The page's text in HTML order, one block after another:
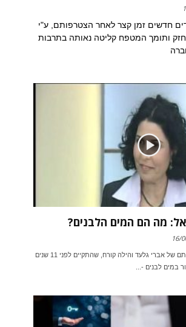
חדשים זמן קצר לאחר הצטרפותם, ע"י
ותומך המטפח קליטה נאותה בתרבות
מה הם המים הלבנים?
16/
מי שיקשיב לראיון שלי בתכניתם של אברי גלעד והילה קורח, שהתקיים לפני 11 שנים
במים לבנים -...